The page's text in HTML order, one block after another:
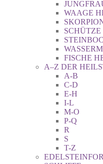
WAAGE
FISCHE
A–Z DER
A-B
C-D
E-H
I-L
M-O
P-Q
R
S
T-Z